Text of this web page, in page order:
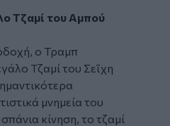
Τζαμί του Αμπού
ο Τραμπ
Τζαμί του Σεΐχη
μνημεία του
κίνηση, το τζαμί